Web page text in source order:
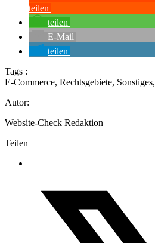
teilen
teilen
E-Mail
teilen
Tags :
E-Commerce, Rechtsgebiete, Sonstiges,
Autor:
Website-Check Redaktion
Teilen